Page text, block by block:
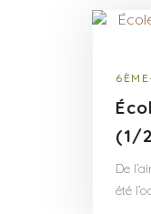
(1/
De
été